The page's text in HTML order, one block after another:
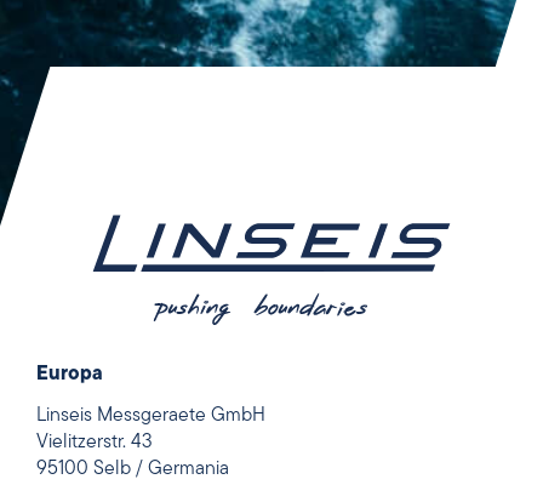
Europa
Linseis Messgeraete GmbH
Vielitzerstr. 43
95100 Selb / Germania